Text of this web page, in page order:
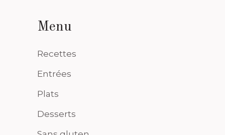
Menu
Recettes
Entrées
Plats
Desserts